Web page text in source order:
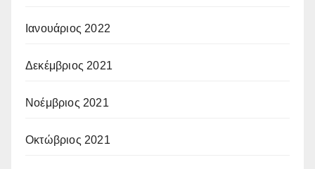
Ιανουάριος 2022
Δεκέμβριος 2021
Νοέμβριος 2021
Οκτώβριος 2021